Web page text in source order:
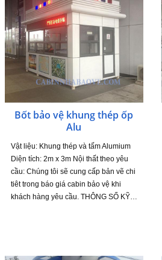
Bốt bảo vệ khung thép ốp
Alu
Vật liệu: Khung thép và tấm Alumium
Diện tích: 2m x 3m Nội thất theo yêu
cầu: Chúng tôi sẽ cung cấp bản vẽ chi
tiêt trong báo giá cabin bảo vệ khi
khách hàng yêu cầu. THÔNG SỐ KỸ…